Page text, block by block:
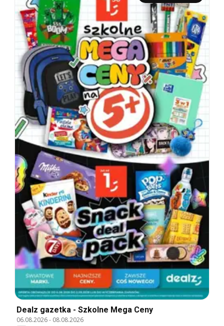
Dealz gazetka - Szkolne Mega Ceny
06.08.2026- 08.08.2026